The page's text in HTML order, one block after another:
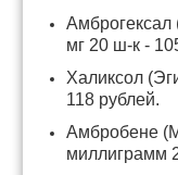
Амброгексал
мг 20 ш-к -
Халиксол
118 рублей.
Амбробене
миллиграмм